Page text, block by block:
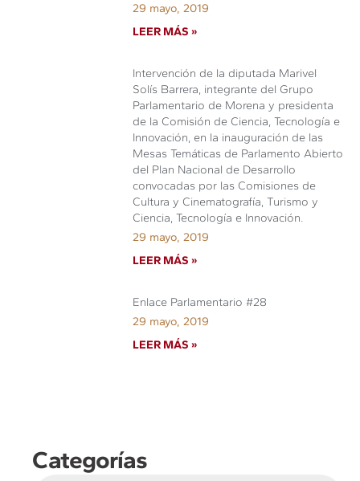
29 mayo, 2019
LEER MÁS »
Intervención de la diputada Marivel
Solís Barrera, integrante del Grupo
Parlamentario de Morena y presidenta
de la Comisión de Ciencia, Tecnología e
Innovación, en la inauguración de las
Mesas Temáticas de Parlamento Abierto
del Plan Nacional de Desarrollo
convocadas por las Comisiones de
Cultura y Cinematografía, Turismo y
Ciencia, Tecnología e Innovación.
29 mayo, 2019
LEER MÁS »
Enlace Parlamentario #28
29 mayo, 2019
LEER MÁS »
Categorías